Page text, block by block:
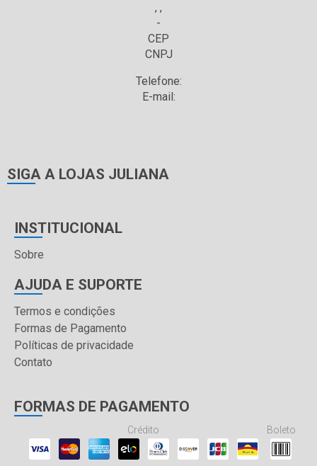
, ,
-
CEP
CNPJ
Telefone:
E-mail:
SIGA A LOJAS JULIANA
INSTITUCIONAL
Sobre
AJUDA E SUPORTE
Termos e condições
Formas de Pagamento
Políticas de privacidade
Contato
FORMAS DE PAGAMENTO
Crédito Boleto